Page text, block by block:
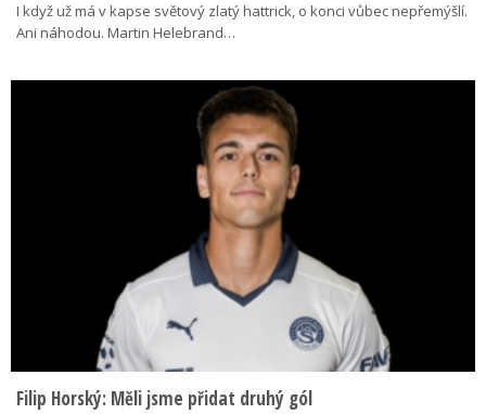
I když už má v kapse světový zlatý hattrick, o konci vůbec nepřemýšlí.
Ani náhodou. Martin Helebrand…
Filip Horský: Měli jsme přidat druhý gól